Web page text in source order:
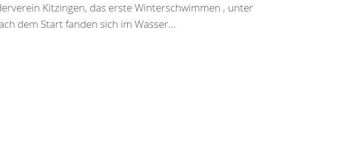
Kitzingen, das erste Winterschwimmen , unter
dem Start fanden sich im Wasser...